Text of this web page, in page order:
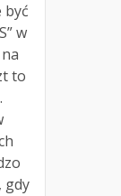
być
w
to
gdy